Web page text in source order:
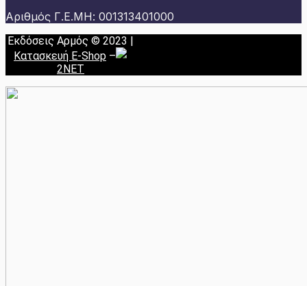
Αριθμός Γ.Ε.ΜΗ: 001313401000
Εκδόσεις Αρμός © 2023 |
Κατασκευή E-Shop –
2NET